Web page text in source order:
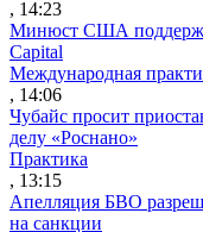
, 14:23
Минюст США
Capital
Международная
, 14:06
Чубайс просит
делу «Роснано»
Практика
, 13:15
Апелляция БВО
на санкции